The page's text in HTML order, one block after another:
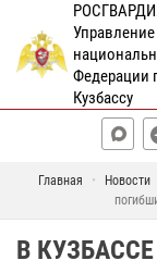
Федерации
Кузбассу
Главная Новости
В